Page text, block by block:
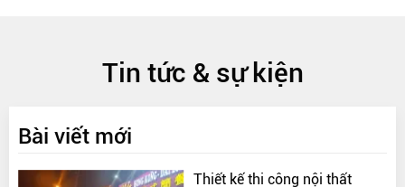
Tin tức & sự kiện
Bài viết mới
Thiết kế thi công nội thất